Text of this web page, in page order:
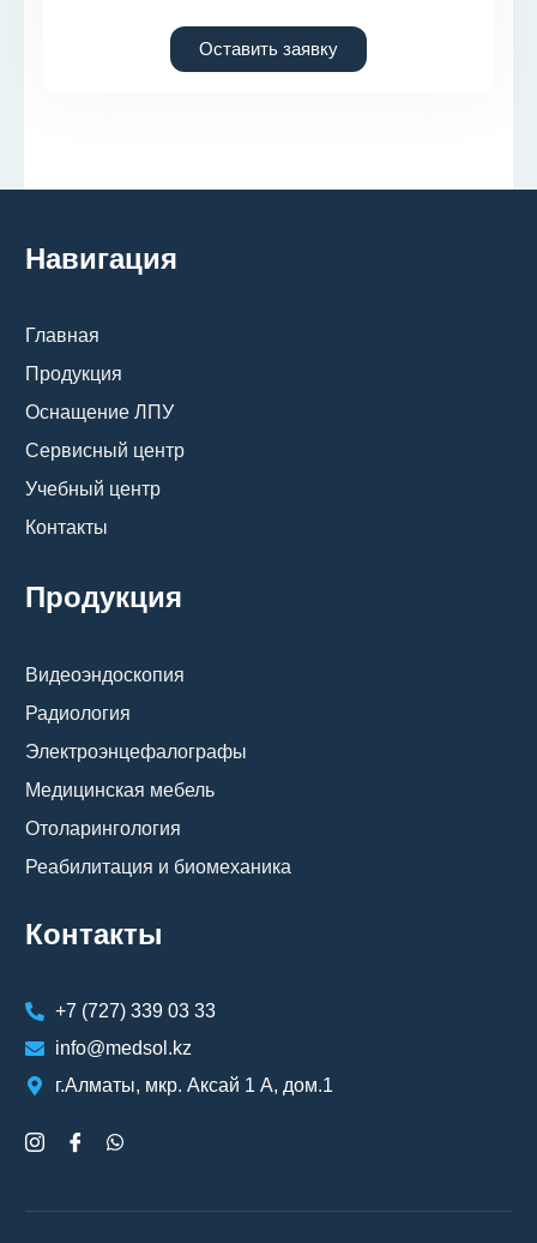
Оставить заявку
Навигация
Главная
Продукция
Оснащение ЛПУ
Сервисный центр
Учебный центр
Контакты
Продукция
Видеоэндоскопия
Радиология
Электроэнцефалографы
Медицинская мебель
Отоларингология
Реабилитация и биомеханика
Контакты
+7 (727) 339 03 33
info@medsol.kz
г.Алматы, мкр. Аксай 1 А, дом.1